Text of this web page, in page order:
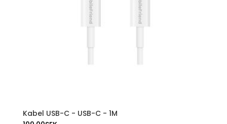
Kabel USB-C - USB-C - 1M